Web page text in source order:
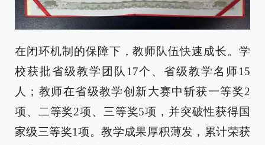
在闭环机制的保障下，教师队伍快速成长。学
校获批省级教学团队17个、省级教学名师15
人；教师在省级教学创新大赛中斩获一等奖2
项、二等奖2项、三等奖5项，并突破性获得国
家级三等奖1项。教学成果厚积薄发，累计荣获